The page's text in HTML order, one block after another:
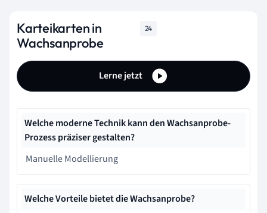
Karteikarten in
Wachsanprobe
24
Lerne jetzt
Welche moderne Technik kann den Wachsanprobe-
Prozess präziser gestalten?
Manuelle Modellierung
Welche Vorteile bietet die Wachsanprobe?